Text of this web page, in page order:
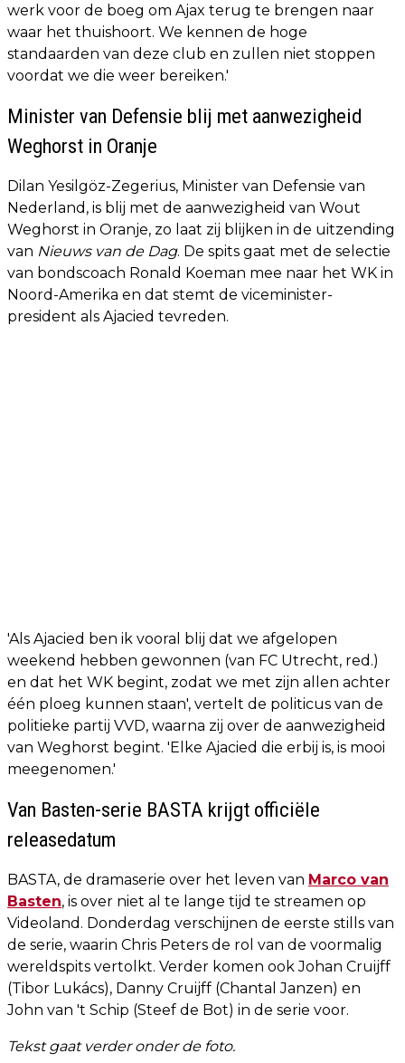
werk voor de boeg om Ajax terug te brengen naar
waar het thuishoort. We kennen de hoge
standaarden van deze club en zullen niet stoppen
voordat we die weer bereiken.'
Minister van Defensie blij met aanwezigheid
Weghorst in Oranje
Dilan Yesilgöz-Zegerius, Minister van Defensie van
Nederland, is blij met de aanwezigheid van Wout
Weghorst in Oranje, zo laat zij blijken in de uitzending
van Nieuws van de Dag. De spits gaat met de selectie
van bondscoach Ronald Koeman mee naar het WK in
Noord-Amerika en dat stemt de viceminister-
president als Ajacied tevreden.
'Als Ajacied ben ik vooral blij dat we afgelopen
weekend hebben gewonnen (van FC Utrecht, red.)
en dat het WK begint, zodat we met zijn allen achter
één ploeg kunnen staan', vertelt de politicus van de
politieke partij VVD, waarna zij over de aanwezigheid
van Weghorst begint. 'Elke Ajacied die erbij is, is mooi
meegenomen.'
Van Basten-serie BASTA krijgt officiële
releasedatum
BASTA, de dramaserie over het leven van Marco van
Basten, is over niet al te lange tijd te streamen op
Videoland. Donderdag verschijnen de eerste stills van
de serie, waarin Chris Peters de rol van de voormalig
wereldspits vertolkt. Verder komen ook Johan Cruijff
(Tibor Lukács), Danny Cruijff (Chantal Janzen) en
John van 't Schip (Steef de Bot) in de serie voor.
Tekst gaat verder onder de foto.